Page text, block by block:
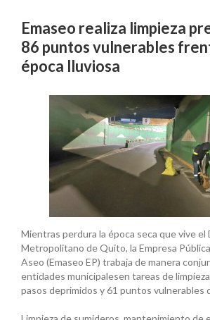
Emaseo realiza limpieza
86 puntos vulnerables
época lluviosa
Mientras perdura la época seca que vive
Metropolitano de Quito, la Empresa
Aseo (Emaseo EP) trabaja de manera
entidades municipalesen tareas de
pasos deprimidos y 61 puntos vulnerables